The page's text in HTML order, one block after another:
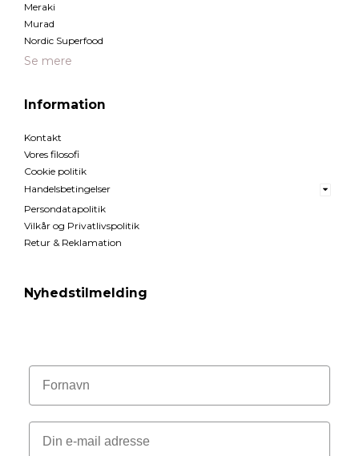
Meraki
Murad
Nordic Superfood
Se mere
Information
Kontakt
Vores filosofi
Cookie politik
Handelsbetingelser
Persondatapolitik
Vilkår og Privatlivspolitik
Retur & Reklamation
Nyhedstilmelding